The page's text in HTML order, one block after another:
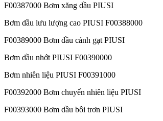
F00387000 Bơm xăng dầu PIUSI
Bơm dầu lưu lượng cao PIUSI F00388000
F00389000 Bơm dầu cánh gạt PIUSI
Bơm dầu nhớt PIUSI F00390000
Bơm nhiên liệu PIUSI F00391000
F00392000 Bơm chuyển nhiên liệu PIUSI
F00393000 Bơm dầu bôi trơn PIUSI